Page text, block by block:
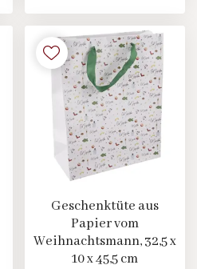
Geschenktüte aus
Papier vom
Weihnachtsmann, 32,5 x
10 x 45,5 cm